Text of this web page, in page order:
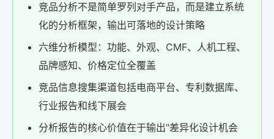
竞品分析不是简单罗列对手产品，而是建立系统
化的分析框架，输出可落地的设计策略
六维分析模型：功能、外观、CMF、人机工程、
品牌感知、价格定位全覆盖
竞品信息搜集渠道包括电商平台、专利数据库、
行业报告和线下展会
分析报告的核心价值在于输出"差异化设计机会